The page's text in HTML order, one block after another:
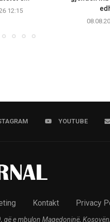
12:15
YOUTUBE
Kontakt Privacy
e mbulon Maqedoninë,